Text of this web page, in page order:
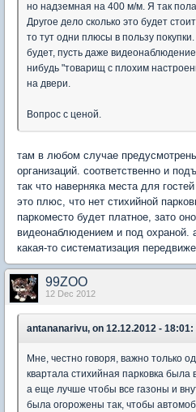
но надземная на 400 м/м. Я так
Другое дело сколько это будет
то тут одни плюсы в пользу
будет, пусть даже
нибудь "товарищ с плохим
на двери.
Вопрос с ценой.
там в любом случае
организаций. соответственно и
так что наверняка места для
это плюс, что нет стихийной
паркоместо будет платное, зато
видеонаблюдением и под охраной.
какая-то систематизация
99ZOO
12 Dec 2012
antananarivu, on 12.12.2012 - 18:01:
Мне, честно говоря, важно только
квартала стихийная парковка
а еще лучше чтобы все газоны и
была огорожены так, чтобы